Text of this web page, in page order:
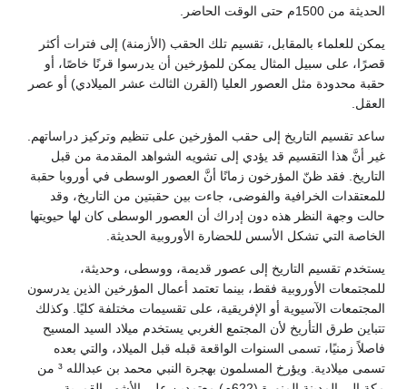
الحديثة من 1500م حتى الوقت الحاضر.
يمكن للعلماء بالمقابل، تقسيم تلك الحقب (الأزمنة) إلى فترات أكثر
قصرًا، على سبيل المثال يمكن للمؤرخين أن يدرسوا قرنًا خاصًا، أو
حقبة محدودة مثل العصور العليا (القرن الثالث عشر الميلادي) أو عصر
العقل.
ساعد تقسيم التاريخ إلى حقب المؤرخين على تنظيم وتركيز دراساتهم.
غير أنَّ هذا التقسيم قد يؤدي إلى تشويه الشواهد المقدمة من قبل
التاريخ. فقد ظنّ المؤرخون زمانًا أنَّ العصور الوسطى في أوروبا حقبة
للمعتقدات الخرافية والفوضى، جاءت بين حقبتين من التاريخ، وقد
حالت وجهة النظر هذه دون إدراك أن العصور الوسطى كان لها حيويتها
الخاصة التي تشكل الأسس للحضارة الأوروبية الحديثة.
يستخدم تقسيم التاريخ إلى عصور قديمة، ووسطى، وحديثة،
للمجتمعات الأوروبية فقط، بينما تعتمد أعمال المؤرخين الذين يدرسون
المجتمعات الآسيوية أو الإفريقية، على تقسيمات مختلفة كليًا. وكذلك
تتباين طرق التأريخ لأن المجتمع الغربي يستخدم ميلاد السيد المسيح
فاصلاً زمنيًا، تسمى السنوات الواقعة قبله قبل الميلاد، والتي بعده
تسمى ميلادية. ويؤرخ المسلمون بهجرة النبي محمد بن عبدالله ³ من